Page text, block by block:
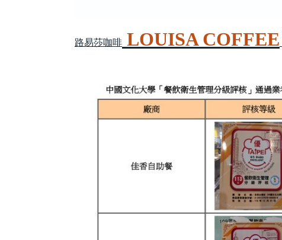
路易莎咖啡 LOUISA COFFEE